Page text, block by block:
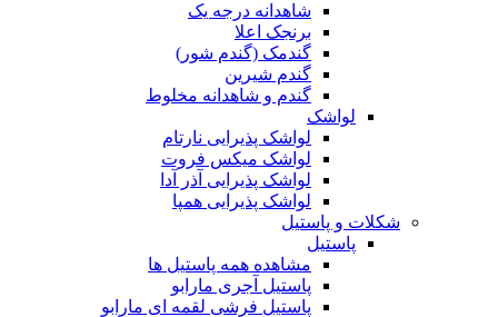
شاهدانه درجه یک
برنجک اعلا
گندمک (گندم شور)
گندم شیرین
گندم و شاهدانه مخلوط
لواشک
لواشک پذیرایی نارتام
لواشک میکس فروت
لواشک پذیرایی آذر آدا
لواشک پذیرایی همپا
شکلات و پاستیل
پاستیل
مشاهده همه پاستیل ها
پاستیل آجری مارابو
پاستیل فرشی لقمه ای مارابو